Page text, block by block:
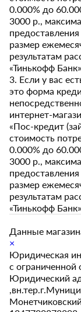
0.000% до
3000 р.,
размер
результатам
«Тинькофф
3. Если у вас
это форма
интернет-
«Пос-кредит
стоимость
0.000% до
3000 р.,
размер
результатам
«Тинькофф
Данные
×
Юридическая
с
Юридический